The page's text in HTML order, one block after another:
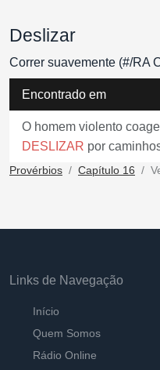
Deslizar
Correr suavemente (#/RA
Encontrado em
O homem violento
DESLIZAR por
Provérbios Capítulo 16
Links de Navegação
Início
Quem Somos
Rádio Online